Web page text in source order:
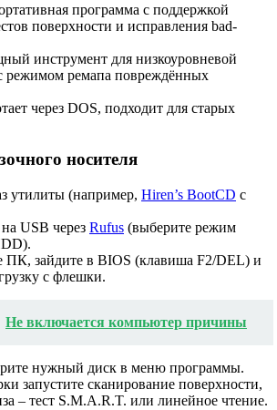
программа с поддержкой
поверхности и исправления bad-
инструмент для низкоуровневой
режимом ремапа повреждённых
через DOS, подходит для старых
носителя
утилиты (например, Hiren’s BootCD с
USB через Rufus (выберите режим
ПК, зайдите в BIOS (клавиша F2/DEL) и
с флешки.
Не включается компьютер причины
нужный диск в меню программы.
запустите сканирование поверхности,
– тест S.M.A.R.T. или линейное чтение.